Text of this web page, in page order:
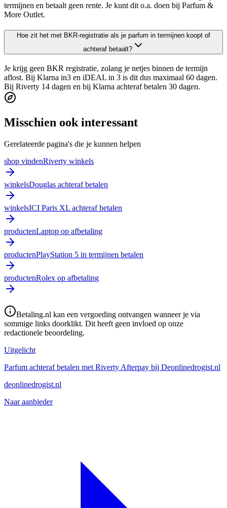
termijnen en betaalt geen rente. Je kunt dit o.a. doen bij Parfum &
More Outlet.
Hoe zit het met BKR-registratie als je parfum in termijnen koopt of
achteraf betaalt?
Je krijg geen BKR registratie, zolang je netjes binnen de termijn
aflost. Bij Klarna in3 en iDEAL in 3 is dit dus maximaal 60 dagen.
Bij Riverty 14 dagen en bij Klarna achteraf betalen 30 dagen.
Misschien ook interessant
Gerelateerde pagina's die je kunnen helpen
shop vindenRiverty winkels
winkelsDouglas achteraf betalen
winkelsICI Paris XL achteraf betalen
productenLaptop op afbetaling
productenPlayStation 5 in termijnen betalen
productenRolex op afbetaling
Betaling.nl kan een vergoeding ontvangen wanneer je via
sommige links doorklikt. Dit heeft geen invloed op onze
redactionele beoordeling.
Uitgelicht
Parfum achteraf betalen met Riverty Afterpay bij Deonlinedrogist.nl
deonlinedrogist.nl
Naar aanbieder